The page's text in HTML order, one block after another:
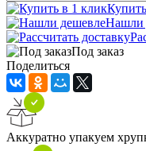
Нашли
Под заказ
Поделиться
Аккуратно упакуем